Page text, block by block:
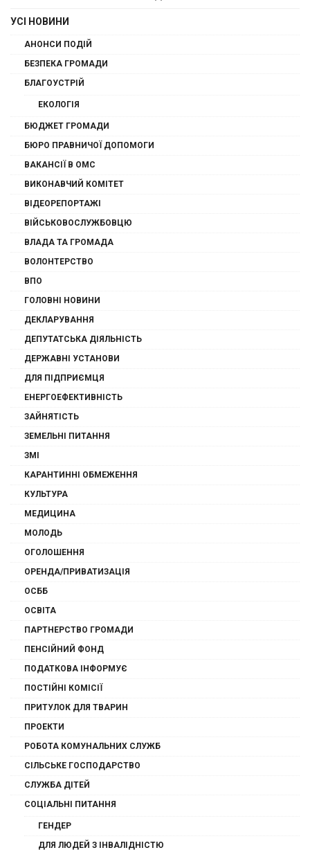
УСІ НОВИНИ
АНОНСИ ПОДІЙ
БЕЗПЕКА ГРОМАДИ
БЛАГОУСТРІЙ
ЕКОЛОГІЯ
БЮДЖЕТ ГРОМАДИ
БЮРО ПРАВНИЧОЇ ДОПОМОГИ
ВАКАНСІЇ В ОМС
ВИКОНАВЧИЙ КОМІТЕТ
ВІДЕОРЕПОРТАЖІ
ВІЙСЬКОВОСЛУЖБОВЦЮ
ВЛАДА ТА ГРОМАДА
ВОЛОНТЕРСТВО
ВПО
ГОЛОВНІ НОВИНИ
ДЕКЛАРУВАННЯ
ДЕПУТАТСЬКА ДІЯЛЬНІСТЬ
ДЕРЖАВНІ УСТАНОВИ
ДЛЯ ПІДПРИЄМЦЯ
ЕНЕРГОЕФЕКТИВНІСТЬ
ЗАЙНЯТІСТЬ
ЗЕМЕЛЬНІ ПИТАННЯ
ЗМІ
КАРАНТИННІ ОБМЕЖЕННЯ
КУЛЬТУРА
МЕДИЦИНА
МОЛОДЬ
ОГОЛОШЕННЯ
ОРЕНДА/ПРИВАТИЗАЦІЯ
ОСББ
ОСВІТА
ПАРТНЕРСТВО ГРОМАДИ
ПЕНСІЙНИЙ ФОНД
ПОДАТКОВА ІНФОРМУЄ
ПОСТІЙНІ КОМІСІЇ
ПРИТУЛОК ДЛЯ ТВАРИН
ПРОЕКТИ
РОБОТА КОМУНАЛЬНИХ СЛУЖБ
СІЛЬСЬКЕ ГОСПОДАРСТВО
СЛУЖБА ДІТЕЙ
СОЦІАЛЬНІ ПИТАННЯ
ГЕНДЕР
ДЛЯ ЛЮДЕЙ З ІНВАЛІДНІСТЮ